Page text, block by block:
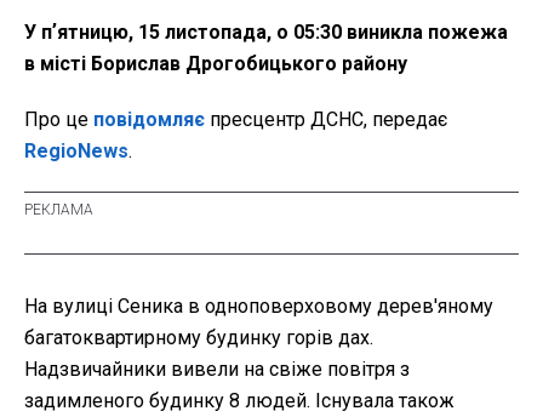
У пʼятницю, 15 листопада, о 05:30 виникла пожежа
в місті Борислав Дрогобицького району
Про це повідомляє пресцентр ДСНС, передає
RegioNews.
На вулиці Сеника в одноповерховому дерев'яному
багатоквартирному будинку горів дах.
Надзвичайники вивели на свіже повітря з
задимленого будинку 8 людей. Існувала також